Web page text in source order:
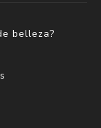
belleza?